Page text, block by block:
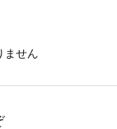
ません